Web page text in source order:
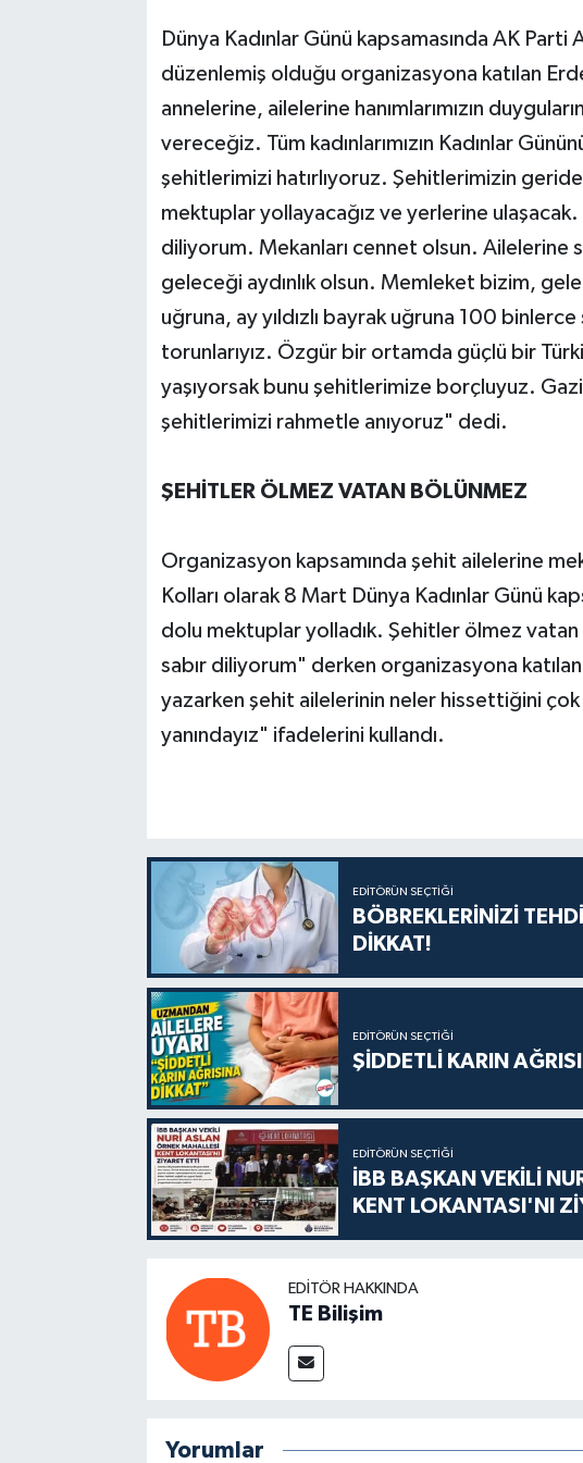
Dünya Kadınlar Günü kapsamasında AK Parti
düzenlemiş olduğu organizasyona katılan
annelerine, ailelerine hanımlarımızın
vereceğiz. Tüm kadınlarımızın Kadınlar
şehitlerimizi hatırlıyoruz. Şehitlerimizin geride
mektuplar yollayacağız ve yerlerine
diliyorum. Mekanları cennet olsun. Ailelerine
geleceği aydınlık olsun. Memleket bizim,
uğruna, ay yıldızlı bayrak uğruna 100
torunlarıyız. Özgür bir ortamda güçlü bir
yaşıyorsak bunu şehitlerimize borçluyuz.
şehitlerimizi rahmetle anıyoruz" dedi.
ŞEHİTLER ÖLMEZ VATAN BÖLÜNMEZ
Organizasyon kapsamında şehit ailelerine
Kolları olarak 8 Mart Dünya Kadınlar Günü
dolu mektuplar yolladık. Şehitler ölmez
sabır diliyorum" derken organizasyona
yazarken şehit ailelerinin neler hissettiğini çok
yanındayız" ifadelerini kullandı.
EDITÖRÜN SEÇTIĞI
BÖBREKLERİNİZİ
DİKKAT!
EDITÖRÜN SEÇTIĞI
ŞİDDETLİ KARIN
EDITÖRÜN SEÇTIĞI
İBB BAŞKAN VEKİLİ
KENT LOKANTASI'NI
EDITÖR HAKKINDA
TE Bilişim
Yorumlar